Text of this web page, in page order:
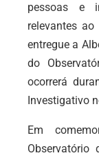
pessoas e
relevantes
entregue a
do
ocorrerá
Investigativo
Em
Observatório